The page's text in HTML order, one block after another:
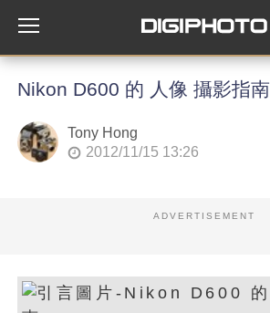
Nikon D600 的 人像 攝影指南
Tony Hong
2012/11/15 13:26
ADVERTISEMENT